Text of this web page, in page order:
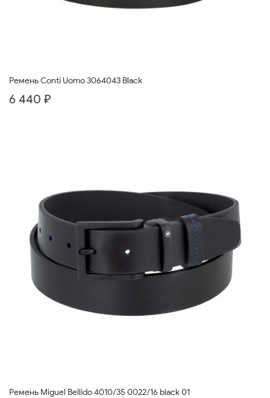
Ремень Conti Uomo 3064043 Black
6 440 ₽
Ремень Miguel Bellido 4010/35 0022/16 black 01